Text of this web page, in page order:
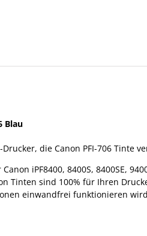
Blau
Drucker, die Canon PFI-706 Tinte
iPF8400, 8400S, 8400SE,
Tinten sind 100% für Ihren
einwandfrei funktionieren